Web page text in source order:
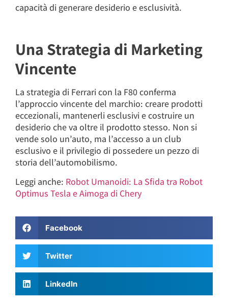
capacità di generare desiderio e esclusività.
Una Strategia di Marketing
Vincente
La strategia di Ferrari con la F80 conferma
l’approccio vincente del marchio: creare prodotti
eccezionali, mantenerli esclusivi e costruire un
desiderio che va oltre il prodotto stesso. Non si
vende solo un’auto, ma l’accesso a un club
esclusivo e il privilegio di possedere un pezzo di
storia dell’automobilismo.
Leggi anche: Robot Umanoidi: La Sfida tra Robot
Optimus Tesla e Aimoga di Chery
Facebook
Twitter
LinkedIn